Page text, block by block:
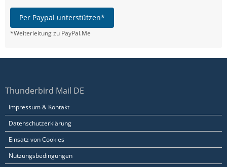
Per Paypal unterstützen*
*Weiterleitung zu PayPal.Me
Thunderbird Mail DE
Impressum & Kontakt
Datenschutzerklärung
Einsatz von Cookies
Nutzungsbedingungen